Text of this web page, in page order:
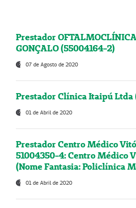
Prestador
GONÇALO (55004164-2)
07 de Agosto de 2020
Prestador Clínica Itaipú Ltda
01 de Abril de 2020
Prestador Centro Médico
51004350-4: Centro Médico
(Nome Fantasia: Policlínica
01 de Abril de 2020